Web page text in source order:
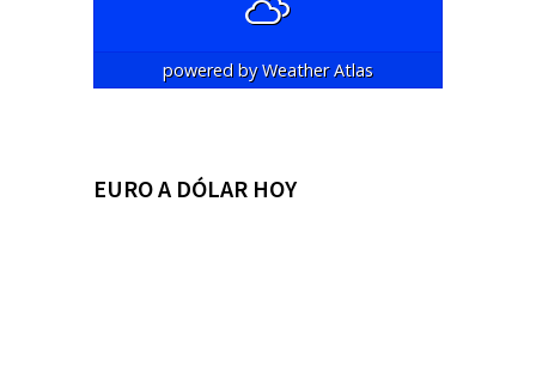
powered byWeather Atlas
EURO A DÓLAR HOY